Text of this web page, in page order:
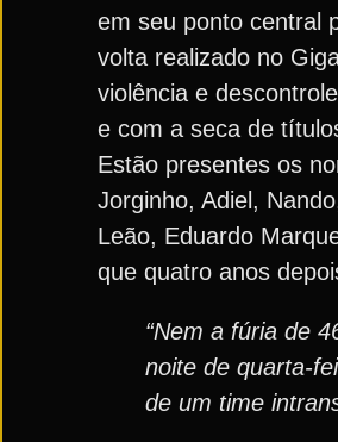
em seu ponto central
volta realizado no
violência e
e com a seca de
Estão presentes os
Jorginho, Adiel,
Leão, Eduardo
que quatro anos
“Nem a fúria de
noite de quarta-
de um time